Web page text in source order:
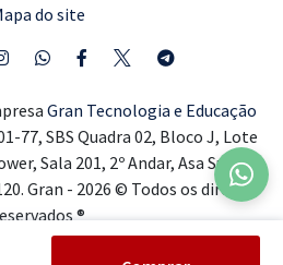
do site
Gran Tecnologia e Educação
77, SBS Quadra 02, Bloco J, Lote
Sala 201, 2º Andar, Asa Sul,
Gran - 2026 © Todos os direitos
®